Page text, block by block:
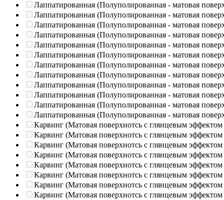
Лаппатированная (Полуполированная - матовая
Лаппатированная (Полуполированная - матовая
Лаппатированная (Полуполированная - матовая
Лаппатированная (Полуполированная - матовая
Лаппатированная (Полуполированная - матовая
Лаппатированная (Полуполированная - матовая
Лаппатированная (Полуполированная - матовая
Лаппатированная (Полуполированная - матовая
Лаппатированная (Полуполированная - матовая
Лаппатированная (Полуполированная - матовая
Лаппатированная (Полуполированная - матовая
Лаппатированная (Полуполированная - матовая
Карвинг (Матовая поверхнотсь с глянцевым эффектом
Карвинг (Матовая поверхнотсь с глянцевым эффектом
Карвинг (Матовая поверхнотсь с глянцевым эффектом
Карвинг (Матовая поверхнотсь с глянцевым эффектом
Карвинг (Матовая поверхнотсь с глянцевым эффектом
Карвинг (Матовая поверхнотсь с глянцевым эффектом
Карвинг (Матовая поверхнотсь с глянцевым эффектом
Карвинг (Матовая поверхнотсь с глянцевым эффектом